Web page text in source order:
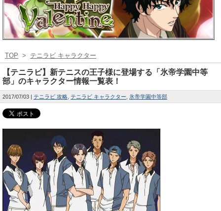
TOP > テニラビ キャラクター
【テニラビ】新テニスの王子様に登場する「氷帝学園中等
部」のキャラクター情報一覧表！
2017/07/03 テニラビ 攻略 テニラビ キャラクター 氷帝学園中等部